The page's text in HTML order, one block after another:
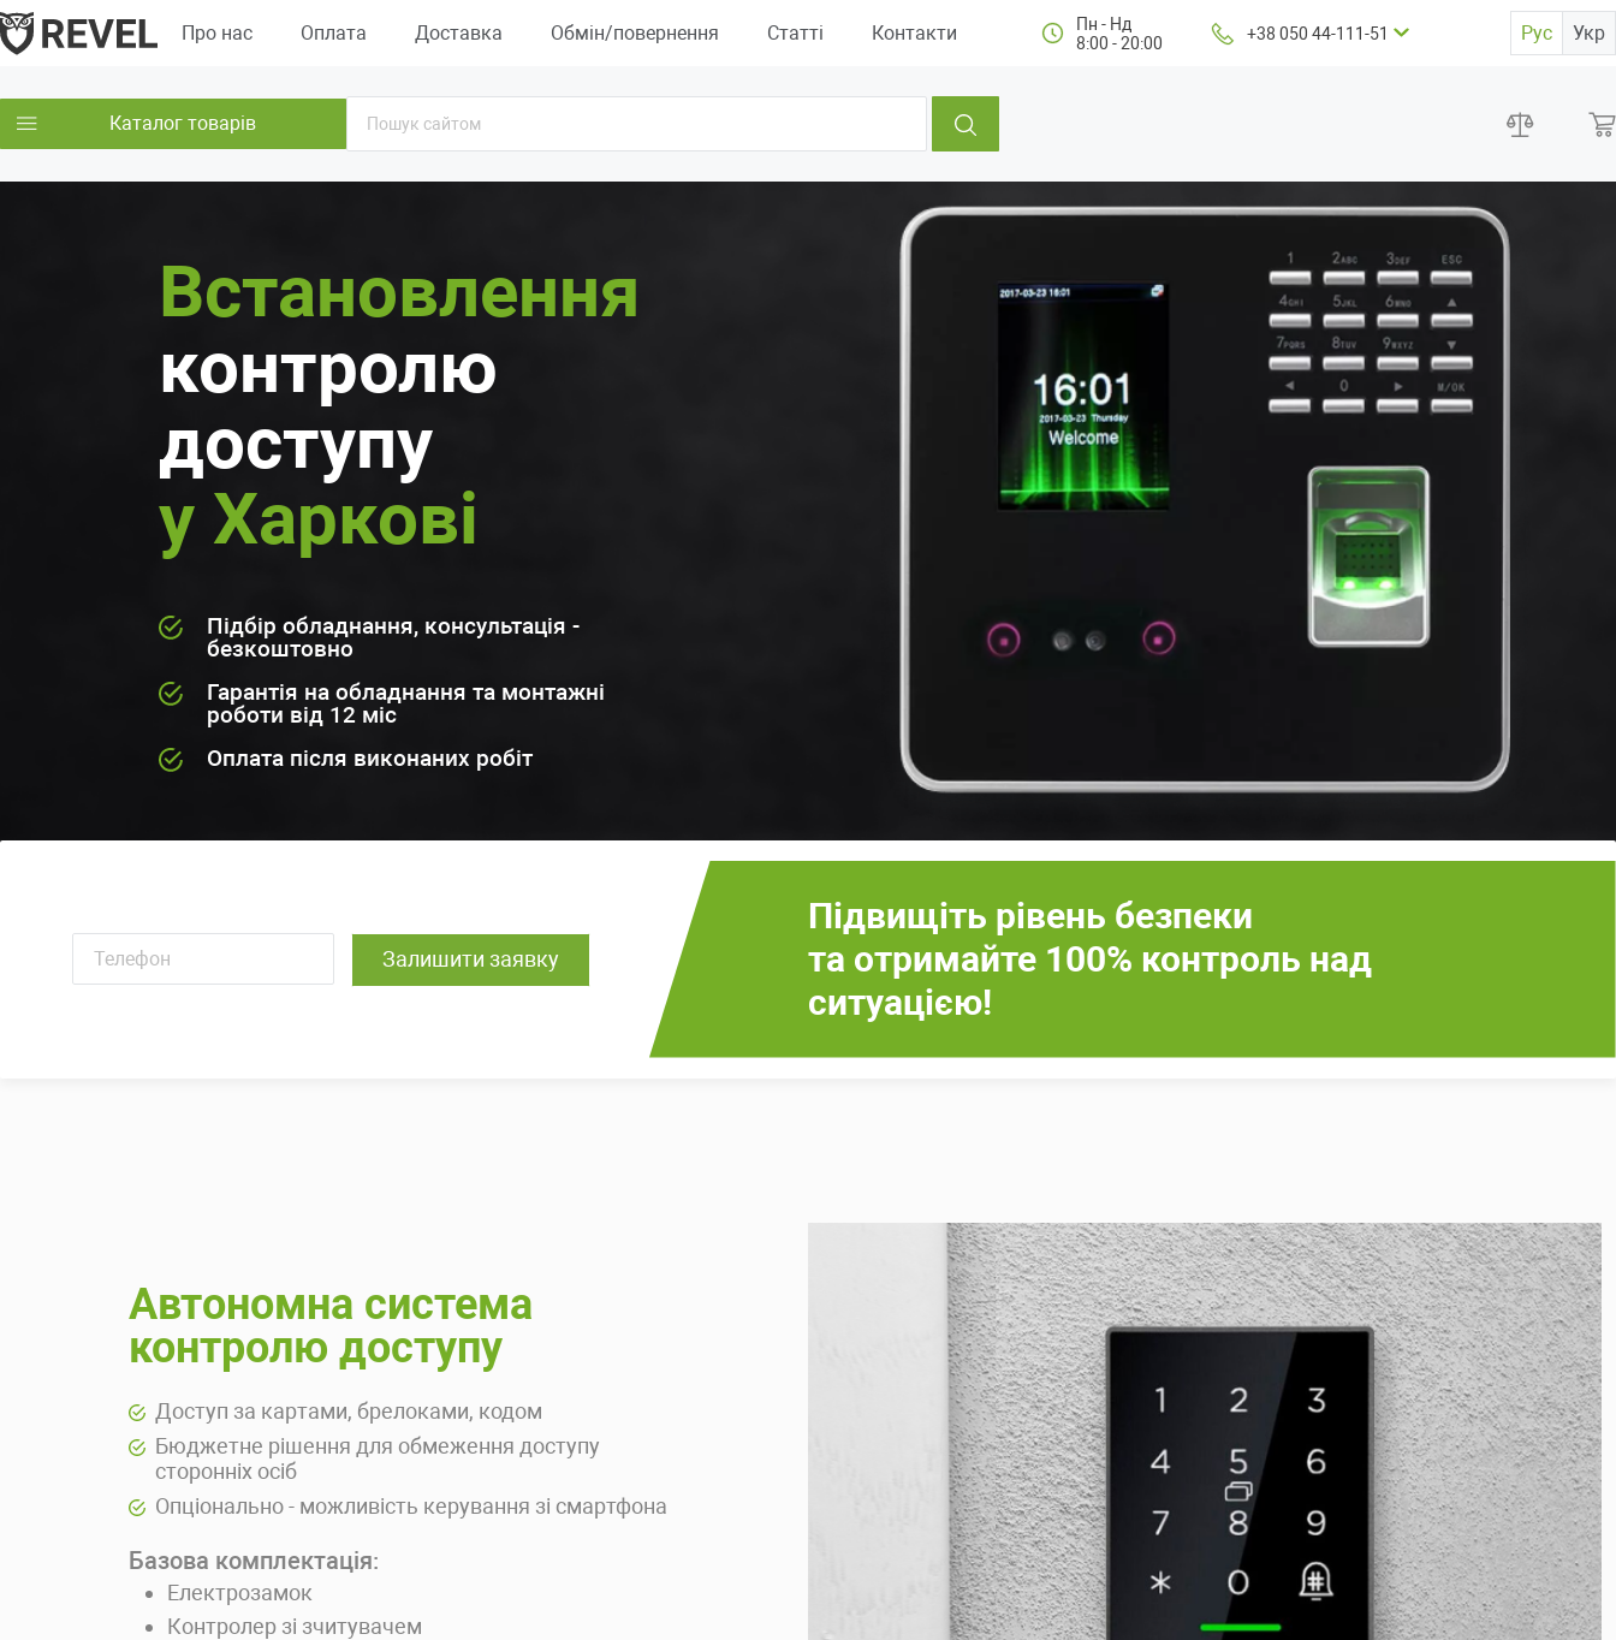
Про нас Оплата Доставка Обмін/повернення Статті Контакти
Пн - Нд
8:00 - 20:00
+38 050 44-111-51 Рус Укр
Каталог товарів
Встановлення
контролю
доступу
у Харкові
Підбір обладнання, консультація -
безкоштовно
Гарантія на обладнання та монтажні
роботи від 12 міс
Оплата після виконаних робіт
Залишити заявку
Підвищіть рівень безпеки
та отримайте 100% контроль над
ситуацією!
Автономна система
контролю доступу
Доступ за картами, брелоками, кодом
Бюджетне рішення для обмеження доступу
сторонніх осіб
Опціонально - можливість керування зі смартфона
Базова комплектація:
Електрозамок
Контролер зі зчитувачем